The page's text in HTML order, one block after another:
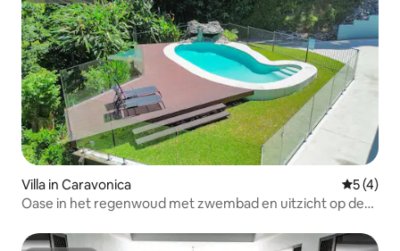
Villa in Caravonica
5 (4)
Oase in het regenwoud met zwembad en uitzicht op de